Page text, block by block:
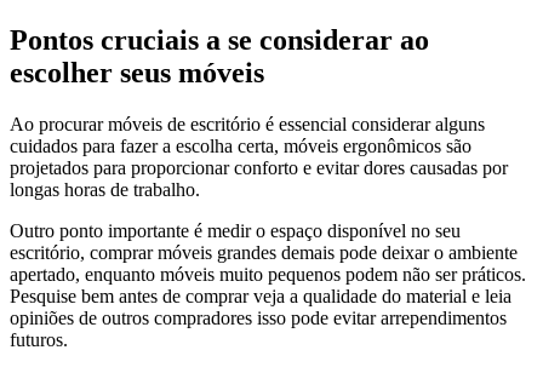
Pontos cruciais a se considerar ao
escolher seus móveis
Ao procurar móveis de escritório é essencial considerar alguns
cuidados para fazer a escolha certa, móveis ergonômicos são
projetados para proporcionar conforto e evitar dores causadas por
longas horas de trabalho.
Outro ponto importante é medir o espaço disponível no seu
escritório, comprar móveis grandes demais pode deixar o ambiente
apertado, enquanto móveis muito pequenos podem não ser práticos.
Pesquise bem antes de comprar veja a qualidade do material e leia
opiniões de outros compradores isso pode evitar arrependimentos
futuros.